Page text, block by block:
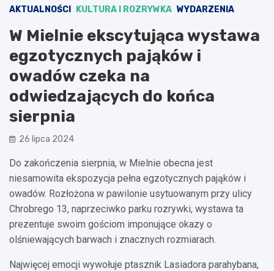
AKTUALNOŚCI KULTURA I ROZRYWKA WYDARZENIA
W Mielnie ekscytująca wystawa
egzotycznych pająków i
owadów czeka na
odwiedzających do końca
sierpnia
26 lipca 2024
Do zakończenia sierpnia, w Mielnie obecna jest
niesamowita ekspozycja pełna egzotycznych pająków i
owadów. Rozłożona w pawilonie usytuowanym przy ulicy
Chrobrego 13, naprzeciwko parku rozrywki, wystawa ta
prezentuje swoim gościom imponujące okazy o
olśniewających barwach i znacznych rozmiarach.
Najwięcej emocji wywołuje ptasznik Lasiadora parahybana,